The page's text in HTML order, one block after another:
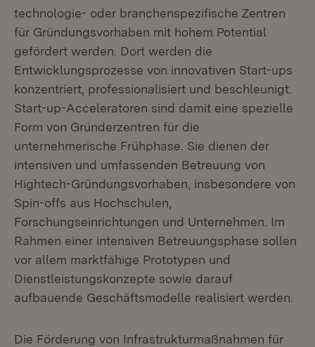
technologie- oder branchenspezifische Zentren
für Gründungsvorhaben mit hohem Potential
gefördert werden. Dort werden die
Entwicklungsprozesse von innovativen Start-ups
konzentriert, professionalisiert und beschleunigt.
Start-up-Acceleratoren sind damit eine spezielle
Form von Gründerzentren für die
unternehmerische Frühphase. Sie dienen der
intensiven und umfassenden Betreuung von
Hightech-Gründungsvorhaben, insbesondere von
Spin-offs aus Hochschulen,
Forschungseinrichtungen und Unternehmen. Im
Rahmen einer intensiven Betreuungsphase sollen
vor allem marktfähige Prototypen und
Dienstleistungskonzepte sowie darauf
aufbauende Geschäftsmodelle realisiert werden.
Die Förderung von Infrastrukturmaßnahmen für